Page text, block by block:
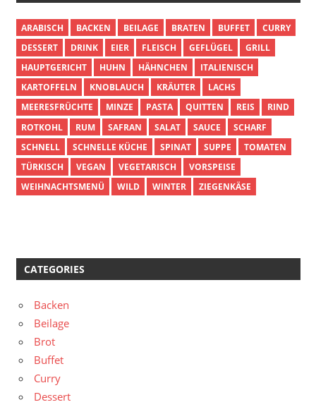
ARABISCH BACKEN BEILAGE BRATEN BUFFET
CURRY
DESSERT
DRINK EIER FLEISCH GEFLÜGEL
GRILL
HAUPTGERICHT
HUHN HÄHNCHEN
ITALIENISCH
KARTOFFELN
KNOBLAUCH KRÄUTER
LACHS
MEERESFRÜCHTE
MINZE PASTA QUITTEN REIS
RIND
ROTKOHL
RUM SAFRAN SALAT SAUCE
SCHARF
SCHNELL
SCHNELLE KÜCHE SPINAT SUPPE
TOMATEN
TÜRKISCH
VEGAN VEGETARISCH
VORSPEISE
WEIHNACHTSMENÜ
WILD WINTER ZIEGENKÄSE
CATEGORIES
Backen
Beilage
Brot
Buffet
Curry
Dessert